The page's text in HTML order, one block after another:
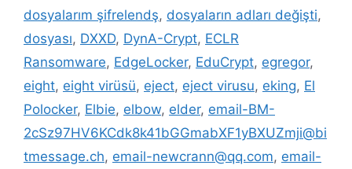
dosyalarım şifrelendş, dosyaların adları değişti,
dosyası, DXXD, DynA-Crypt, ECLR
Ransomware, EdgeLocker, EduCrypt, egregor,
eight, eight virüsü, eject, eject virusu, eking, El
Polocker, Elbie, elbow, elder, email-BM-
2cSz97HV6KCdk8k41bGGmabXF1yBXUZmji@bi
tmessage.ch, email-newcrann@qq.com, email-